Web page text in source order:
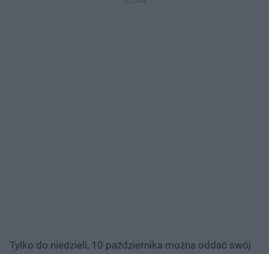
Tylko do niedzieli, 10 października można oddać swój